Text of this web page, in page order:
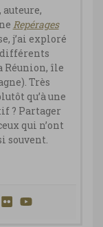
auteure,
Repérages
j’ai exploré
différents
Réunion, île
Très
qu’à une
? Partager
qui n’ont
souvent.